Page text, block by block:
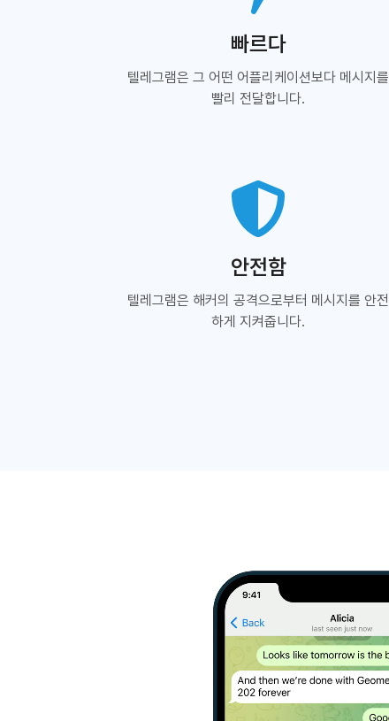
빠르다
텔레그램은 그 어떤 어플리케이션보다 메시지를
빨리 전달합니다.
안전함
텔레그램은 해커의 공격으로부터 메시지를 안전
하게 지켜줍니다.